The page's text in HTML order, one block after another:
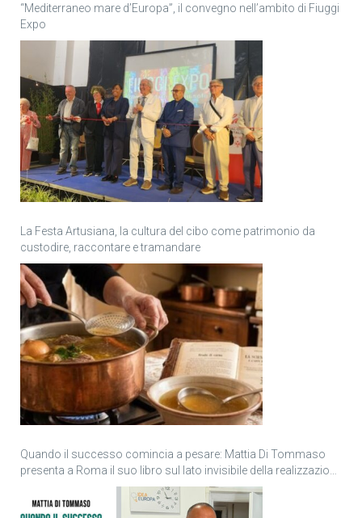
“Mediterraneo mare d’Europa”, il convegno nell’ambito di Fiuggi
Expo
La Festa Artusiana, la cultura del cibo come patrimonio da
custodire, raccontare e tramandare
Quando il successo comincia a pesare: Mattia Di Tommaso
presenta a Roma il suo libro sul lato invisibile della realizzazione